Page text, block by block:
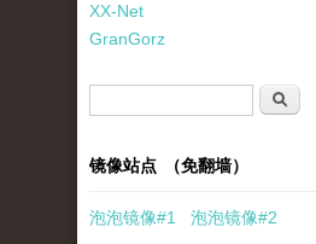
XX-Net
GranGorz
搜索
镜像站点 （免翻墙）
泡泡镜像#1 泡泡镜像#2